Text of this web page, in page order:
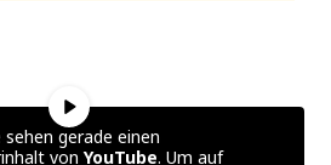
sehen gerade einen
von YouTube. Um auf